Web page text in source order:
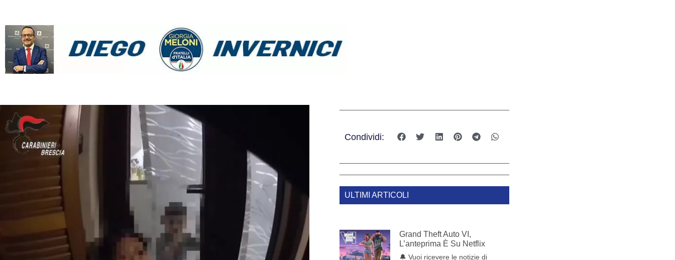
Condividi:
ULTIMI ARTICOLI
Grand Theft Auto VI,
L’anteprima È Su Netflix
🔔 Vuoi ricevere le notizie di